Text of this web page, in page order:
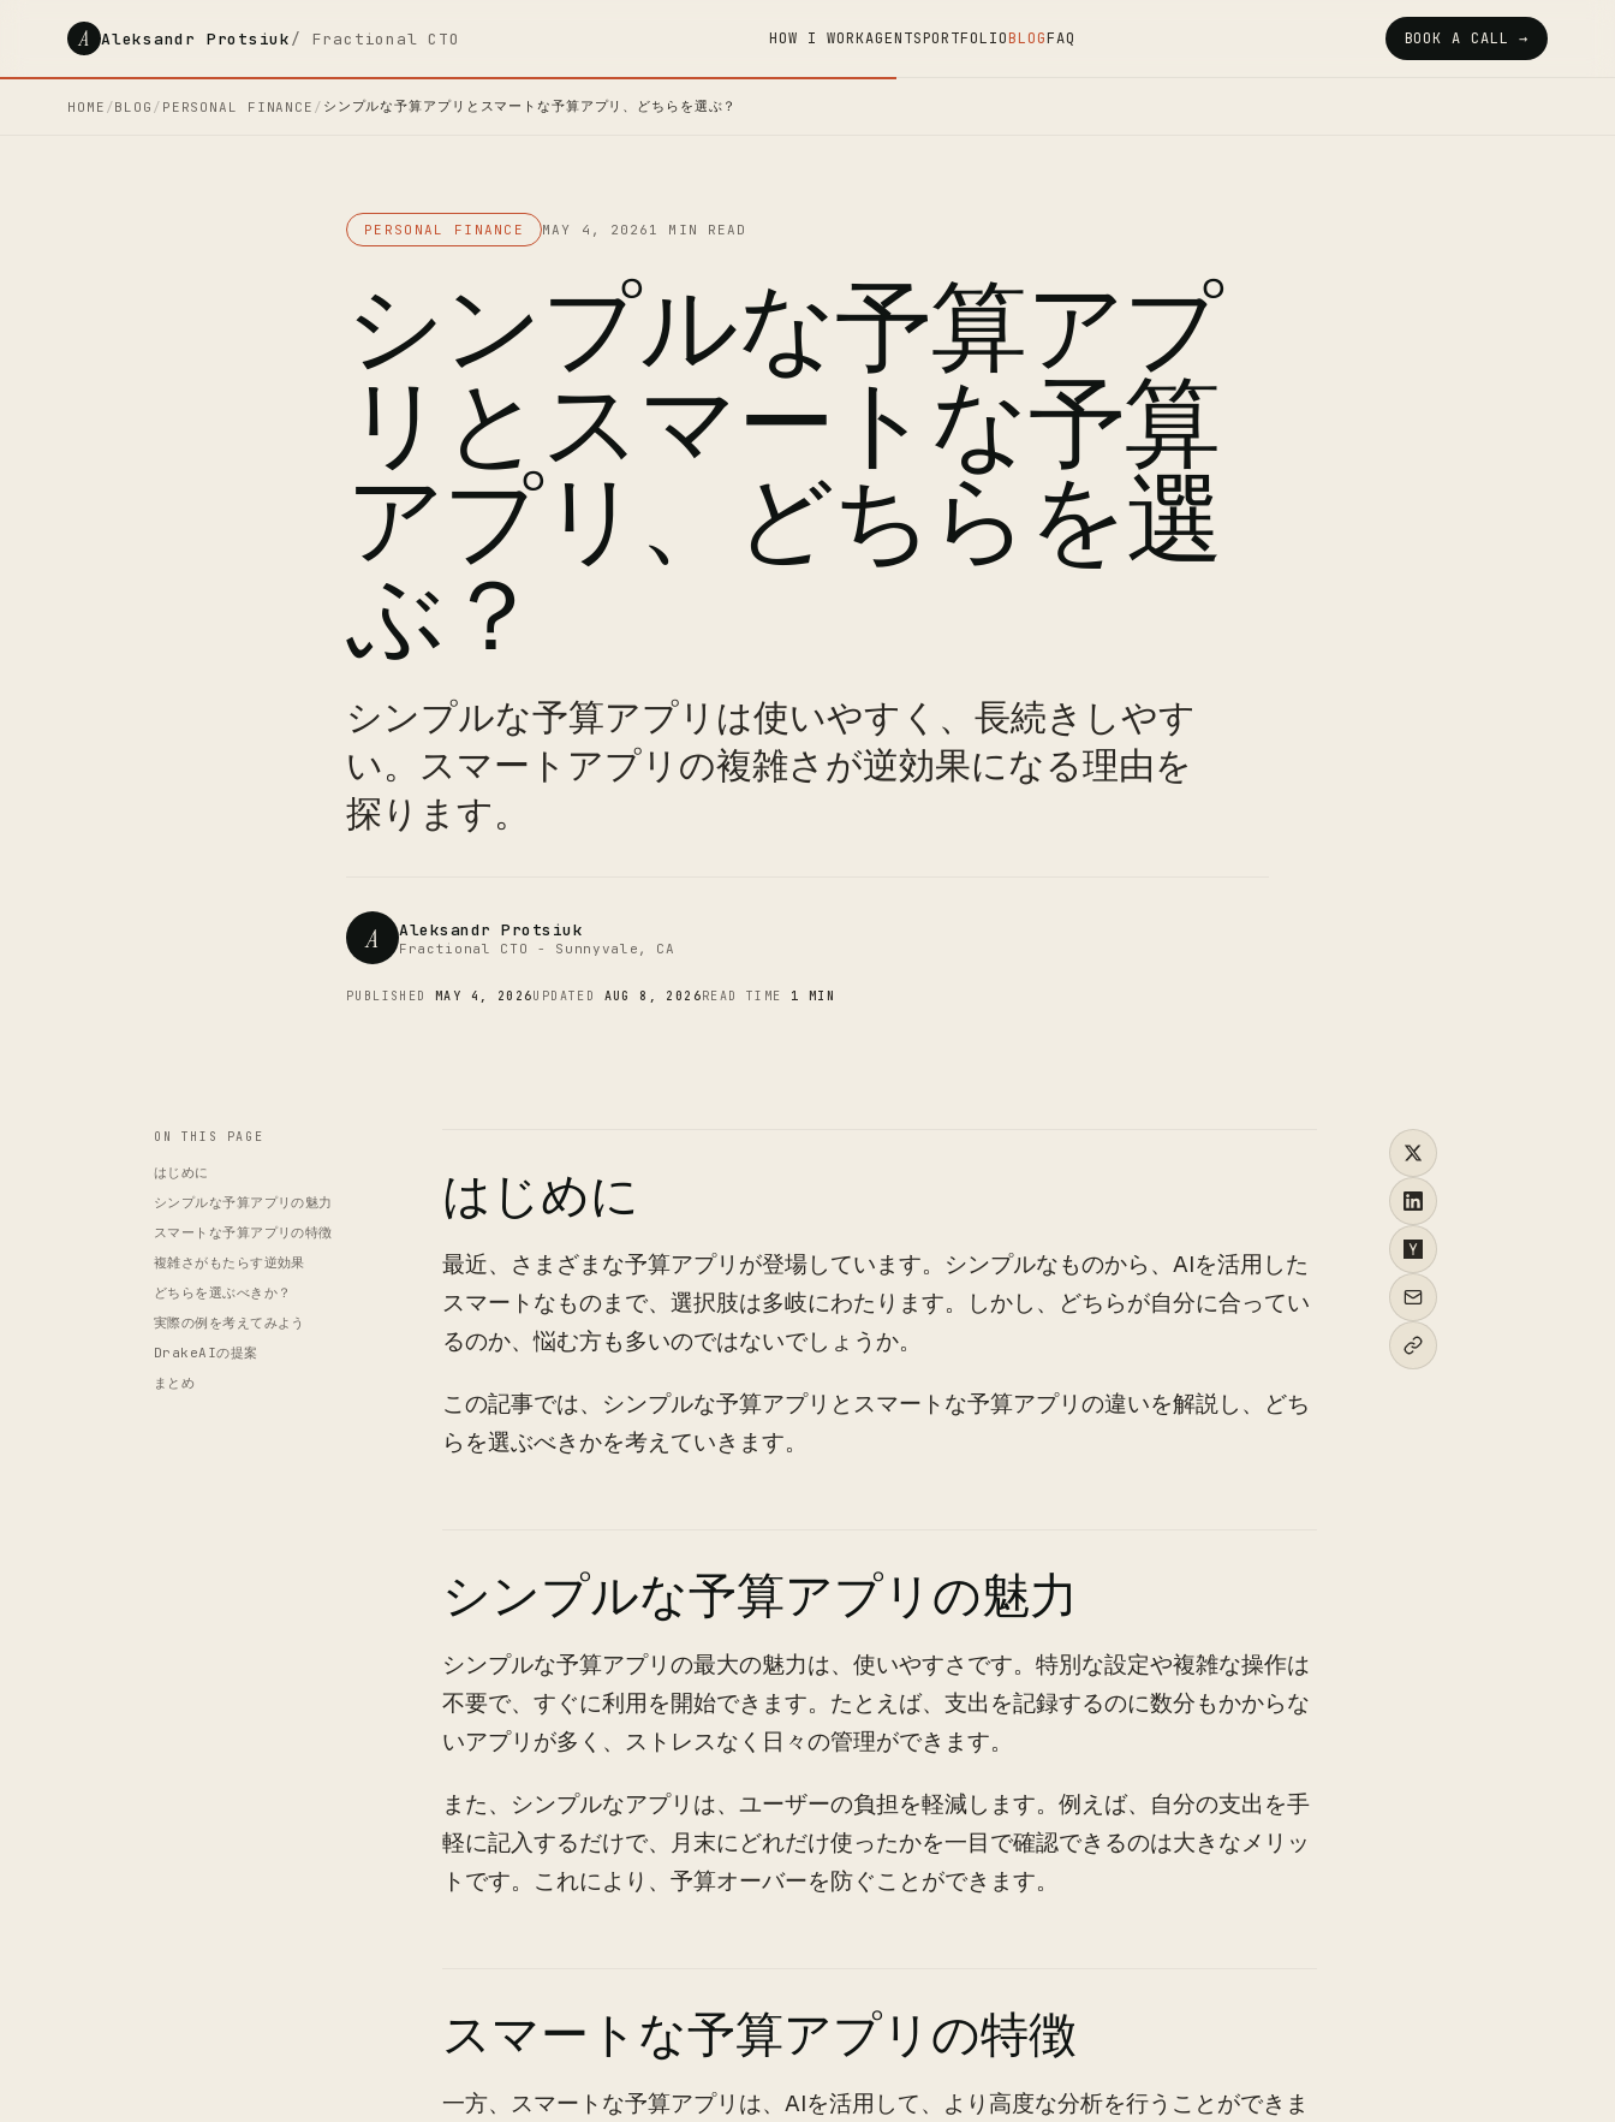
A Aleksandr Protsiuk/ Fractional CTO HOW I WORKAGENTSPORTFOLIOBLOGFAQ BOOK A CALL →
HOME /BLOG / PERSONAL FINANCE / シンプルな予算アプリとスマートな予算アプリ、どちらを選ぶ？
PERSONAL FINANCE MAY 4, 2026 1 MIN READ
シンプルな予算アプ
リとスマートな予算
アプリ、どちらを選
ぶ？
シンプルな予算アプリは使いやすく、長続きしやす
い。スマートアプリの複雑さが逆効果になる理由を
探ります。
A Aleksandr Protsiuk
Fractional CTO - Sunnyvale, CA
PUBLISHED MAY 4, 2026UPDATED AUG 8, 2026READ TIME 1 MIN
CTO
ON THIS PAGE
はじめに
シンプルな予算アプリの魅力
スマートな予算アプリの特徴
複雑さがもたらす逆効果
どちらを選ぶべきか？
実際の例を考えてみよう
DrakeAIの提案
まとめ
はじめに
最近、さまざまな予算アプリが登場しています。シンプルなものから、AIを活用した
スマートなものまで、選択肢は多岐にわたります。しかし、どちらが自分に合ってい
るのか、悩む方も多いのではないでしょうか。
この記事では、シンプルな予算アプリとスマートな予算アプリの違いを解説し、どち
らを選ぶべきかを考えていきます。
シンプルな予算アプリの魅力
シンプルな予算アプリの最大の魅力は、使いやすさです。特別な設定や複雑な操作は
不要で、すぐに利用を開始できます。たとえば、支出を記録するのに数分もかからな
いアプリが多く、ストレスなく日々の管理ができます。
また、シンプルなアプリは、ユーザーの負担を軽減します。例えば、自分の支出を手
軽に記入するだけで、月末にどれだけ使ったかを一目で確認できるのは大きなメリッ
トです。これにより、予算オーバーを防ぐことができます。
スマートな予算アプリの特徴
一方、スマートな予算アプリは、AIを活用して、より高度な分析を行うことができま